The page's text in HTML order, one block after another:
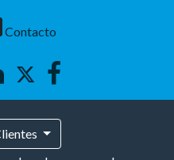
Contacto
LinkedinTwitter